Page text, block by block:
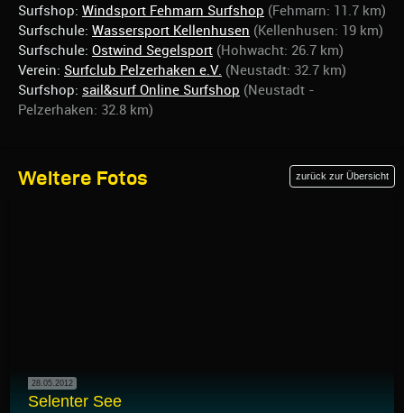
Surfshop: Windsport Fehmarn Surfshop (Fehmarn: 11.7 km)
Surfschule: Wassersport Kellenhusen (Kellenhusen: 19 km)
Surfschule: Ostwind Segelsport (Hohwacht: 26.7 km)
Verein: Surfclub Pelzerhaken e.V. (Neustadt: 32.7 km)
Surfshop: sail&surf Online Surfshop (Neustadt -
Pelzerhaken: 32.8 km)
Weitere Fotos zurück zur Übersicht
28.05.2012
Selenter See